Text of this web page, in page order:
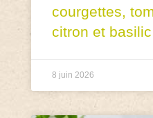
courgettes,
citron et basilic
8 juin 2026